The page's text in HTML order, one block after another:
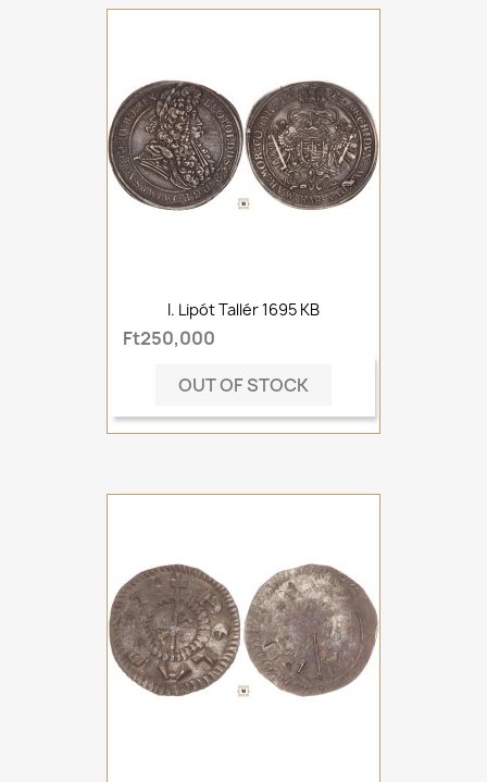
I. Lipót Tallér 1695 KB
Ft250,000
OUT OF STOCK